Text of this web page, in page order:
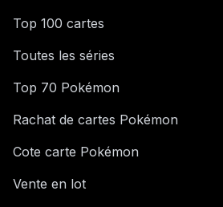
Top 100 cartes
Toutes les séries
Top 70 Pokémon
Rachat de cartes Pokémon
Cote carte Pokémon
Vente en lot